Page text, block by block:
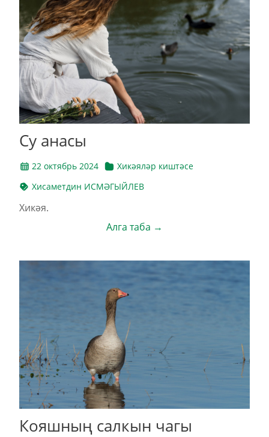
Су анасы
22 октябрь 2024
Хикәяләр киштәсе
Хисаметдин ИСМӘГЫЙЛЕВ
Хикәя.
Алга таба →
Кояшның салкын чагы